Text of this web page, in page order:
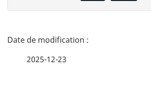
z
D
2025-12-23